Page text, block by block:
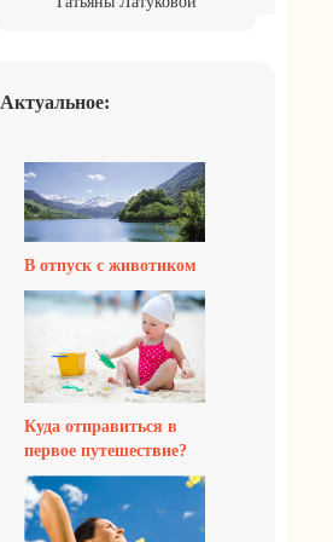
Актуальное:
В отпуск с животиком
Куда отправиться в
первое путешествие?